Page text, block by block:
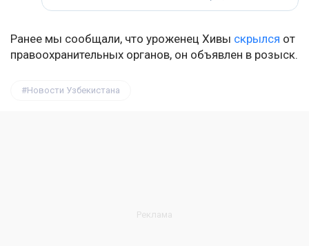
Ранее мы сообщали, что уроженец Хивы скрылся от
правоохранительных органов, он объявлен в розыск.
Новости Узбекистана